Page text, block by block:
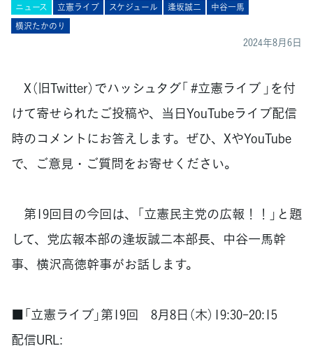
ニュース 立憲ライブ スケジュール 逢坂誠二
中谷一馬
横沢たかのり
2024年8月6日
X（旧Twitter）でハッシュタグ「 #立憲ライブ 」を付
けて寄せられたご投稿や、当日YouTubeライブ配信
時のコメントにお答えします。ぜひ、XやYouTube
で、ご意見・ご質問をお寄せください。
第19回目の今回は、「立憲民主党の広報！！」と題
して、党広報本部の逢坂誠二本部長、中谷一馬幹
事、横沢高徳幹事がお話します。
■「立憲ライブ」第19回 8月8日（木）19:30-20:15
配信URL: